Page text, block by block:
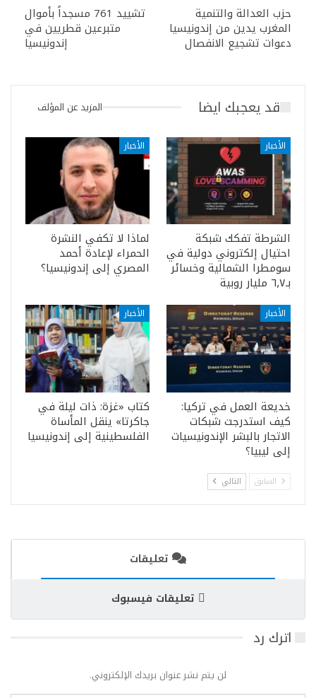
حزب العدالة والتنمية
المغرب يدين من إندونيسيا
دعوات تشجيع الانفصال
تشييد 761 مسجداً بأموال
متبرعين قطريين في
إندونيسيا
قد يعجبك ايضا المزيد عن المؤلف
الأخبار
الشرطة تفكك شبكة
احتيال إلكتروني دولية في
سومطرا الشمالية وخسائر
بـ٦٫٧ مليار روبية
الأخبار
لماذا لا تكفي النشرة
الحمراء لإعادة أحمد
المصري إلى إندونيسيا؟
الأخبار
خديعة العمل في تركيا:
كيف استدرجت شبكات
الاتجار بالبشر الإندونيسيات
إلى ليبيا؟
الأخبار
كتاب «غزة: ذات ليلة في
جاكرتا» ينقل المأساة
الفلسطينية إلى إندونيسيا
السابق التالي
تعليقات
تعليقات فيسبوك
اترك رد
لن يتم نشر عنوان بريدك الإلكتروني.